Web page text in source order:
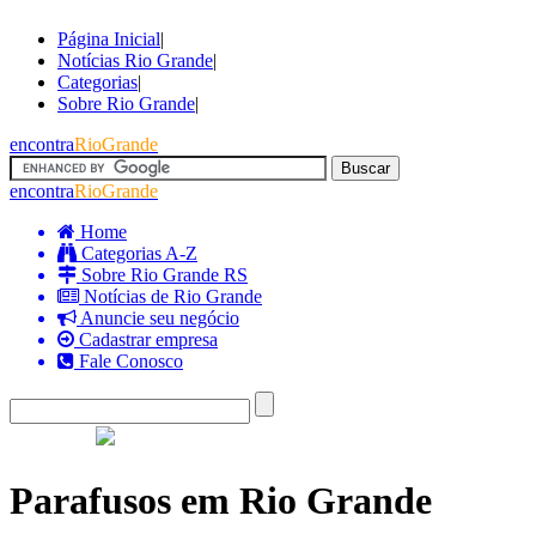
Página Inicial|
Notícias Rio Grande|
Categorias|
Sobre Rio Grande|
encontraRioGrande
encontraRioGrande
Home
Categorias A-Z
Sobre Rio Grande RS
Notícias de Rio Grande
Anuncie seu negócio
Cadastrar empresa
Fale Conosco
Parafusos em Rio Grande